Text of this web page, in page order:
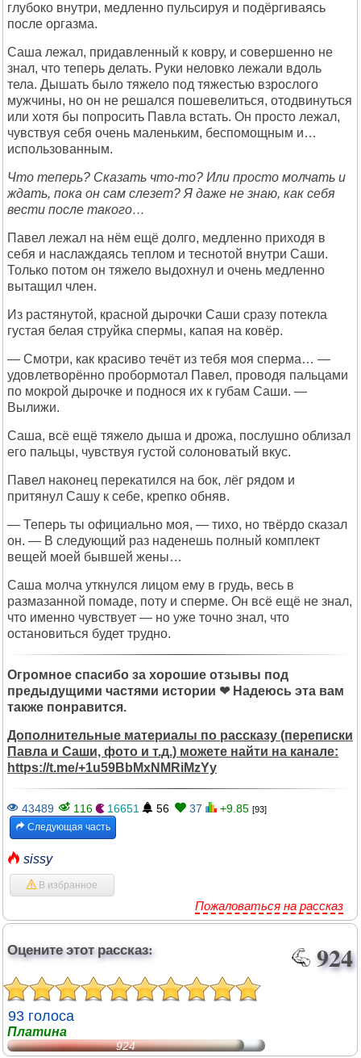
глубоко внутри, медленно пульсируя и подёргиваясь
после оргазма.
Саша лежал, придавленный к ковру, и совершенно не
знал, что теперь делать. Руки неловко лежали вдоль
тела. Дышать было тяжело под тяжестью взрослого
мужчины, но он не решался пошевелиться, отодвинуться
или хотя бы попросить Павла встать. Он просто лежал,
чувствуя себя очень маленьким, беспомощным и…
использованным.
Что теперь? Сказать что-то? Или просто молчать и
ждать, пока он сам слезет? Я даже не знаю, как себя
вести после такого…
Павел лежал на нём ещё долго, медленно приходя в
себя и наслаждаясь теплом и теснотой внутри Саши.
Только потом он тяжело выдохнул и очень медленно
вытащил член.
Из растянутой, красной дырочки Саши сразу потекла
густая белая струйка спермы, капая на ковёр.
— Смотри, как красиво течёт из тебя моя сперма… —
удовлетворённо пробормотал Павел, проводя пальцами
по мокрой дырочке и поднося их к губам Саши. —
Вылижи.
Саша, всё ещё тяжело дыша и дрожа, послушно облизал
его пальцы, чувствуя густой солоноватый вкус.
Павел наконец перекатился на бок, лёг рядом и
притянул Сашу к себе, крепко обняв.
— Теперь ты официально моя, — тихо, но твёрдо сказал
он. — В следующий раз наденешь полный комплект
вещей моей бывшей жены…
Саша молча уткнулся лицом ему в грудь, весь в
размазанной помаде, поту и сперме. Он всё ещё не знал,
что именно чувствует — но уже точно знал, что
остановиться будет трудно.
Огромное спасибо за хорошие отзывы под
предыдущими частями истории ❤ Надеюсь эта вам
также понравится.
Дополнительные материалы по рассказу (переписки
Павла и Саши, фото и т.д.) можете найти на канале:
https://t.me/+1u59BbMxNMRiMzYy
43489 116 16651 56 37 +9.85 [93]
Следующая часть
sissy
В избранное
Пожаловаться на рассказ
Оцените этот рассказ: 924
93 голоса
Платина
924